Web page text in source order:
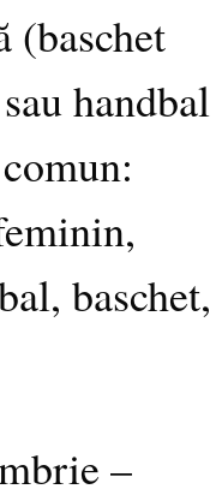
(baschet
sau handbal
baschet,
–